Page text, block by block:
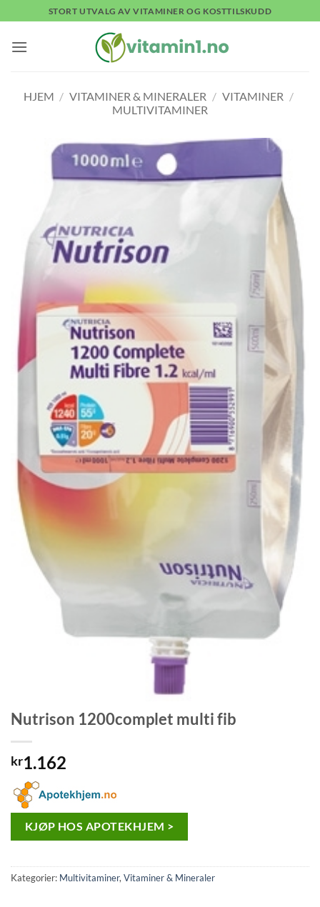
to
content
STORT UTVALG AV VITAMINER OG KOSTTILSKUDD
HJEM / VITAMINER & MINERALER / VITAMINER /
MULTIVITAMINER
Nutrison 1200complet multi fib
kr1.162
KJØP HOS APOTEKHJEM >
Kategorier: Multivitaminer, Vitaminer & Mineraler